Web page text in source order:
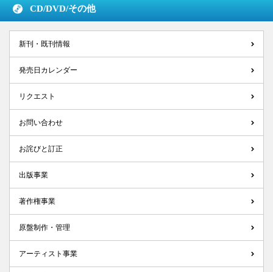
CD/DVD/その他
新刊・既刊情報
発売日カレンダー
リクエスト
お問い合わせ
お詫びと訂正
出版事業
著作権事業
原盤制作・管理
アーティスト事業